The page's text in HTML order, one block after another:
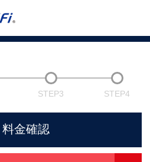
STEP3 STEP4
金確認